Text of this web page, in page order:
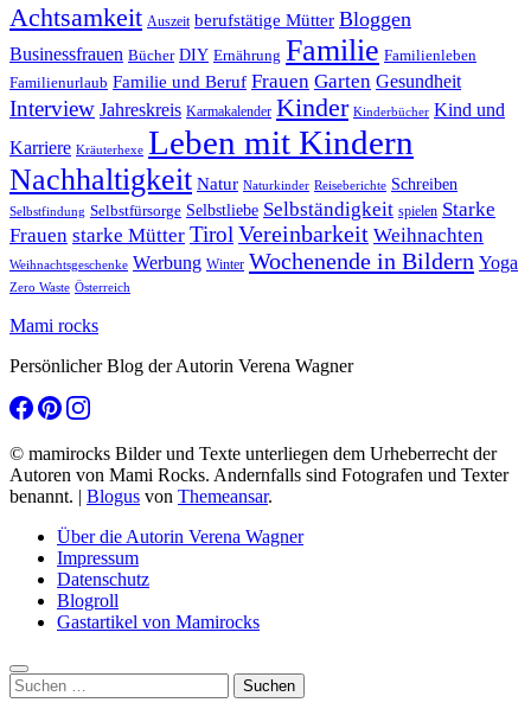
Achtsamkeit Auszeit berufstätige Mütter Bloggen
Businessfrauen Bücher DIY Ernährung Familie Familienleben
Familienurlaub Familie und Beruf Frauen Garten Gesundheit
Interview Jahreskreis Karmakalender Kinder Kinderbücher Kind und
Karriere Kräuterhexe Leben mit Kindern
Nachhaltigkeit Natur Naturkinder Reiseberichte Schreiben
Selbstfindung Selbstfürsorge Selbstliebe Selbständigkeit spielen Starke
Frauen starke Mütter Tirol Vereinbarkeit Weihnachten
Weihnachtsgeschenke Werbung Winter Wochenende in Bildern Yoga
Zero Waste Österreich
Mami rocks
Persönlicher Blog der Autorin Verena Wagner
© mamirocks Bilder und Texte unterliegen dem Urheberrecht der
Autoren von Mami Rocks. Andernfalls sind Fotografen und Texter
benannt. | Blogus von Themeansar.
Über die Autorin Verena Wagner
Impressum
Datenschutz
Blogroll
Gastartikel von Mamirocks
Suchen
nach: